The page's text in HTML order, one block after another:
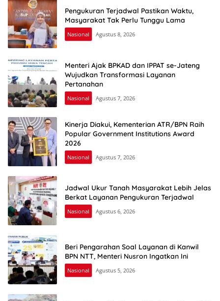
Pengukuran Terjadwal Pastikan Waktu,
Masyarakat Tak Perlu Tunggu Lama
Nasional Agustus 8, 2026
Menteri Ajak BPKAD dan IPPAT se-Jateng
Wujudkan Transformasi Layanan
Pertanahan
Nasional Agustus 7, 2026
Kinerja Diakui, Kementerian ATR/BPN Raih
Popular Government Institutions Award
2026
Nasional Agustus 7, 2026
Jadwal Ukur Tanah Masyarakat Lebih Jelas
Berkat Layanan Pengukuran Terjadwal
Nasional Agustus 6, 2026
Beri Pengarahan Soal Layanan di Kanwil
BPN NTT, Menteri Nusron Ingatkan Ini
Nasional Agustus 5, 2026